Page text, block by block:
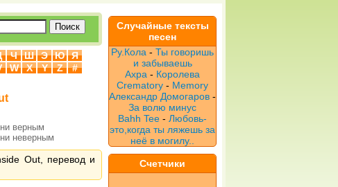
Ч Ш Э Ю
Я
W X Y Z
#
верным
неверным
Out, перевод и
Случайные тексты
песен
Ру.Кола - Ты говоришь
и забываешь
Ахра - Королева
Crematory - Memory
Александр Домогаров -
За волю минус
Bahh Tee - Любовь-
это,когда ты ляжешь за
неё в могилу..
Счетчики